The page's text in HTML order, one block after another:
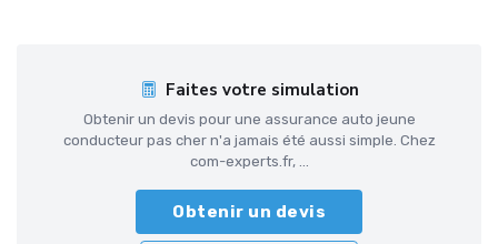
Faites votre simulation
Obtenir un devis pour une assurance auto jeune
conducteur pas cher n'a jamais été aussi simple. Chez
com-experts.fr, ...
Obtenir un devis